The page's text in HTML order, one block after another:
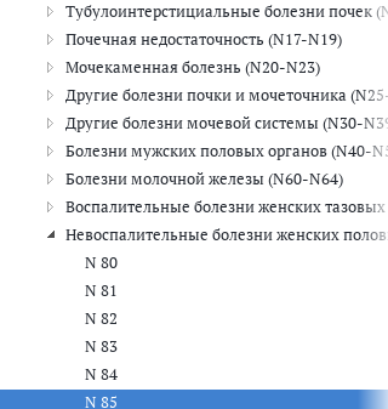
Тубулоинтерстициальные болезни почек
Почечная недостаточность (N17-N19)
Мочекаменная болезнь (N20-N23)
Другие болезни почки и мочеточника (N25-
Другие болезни мочевой системы (N30-
Болезни мужских половых органов (N40-
Болезни молочной железы (N60-N64)
Воспалительные болезни женских тазовых
Невоспалительные болезни женских
N 80
N 81
N 82
N 83
N 84
N 85